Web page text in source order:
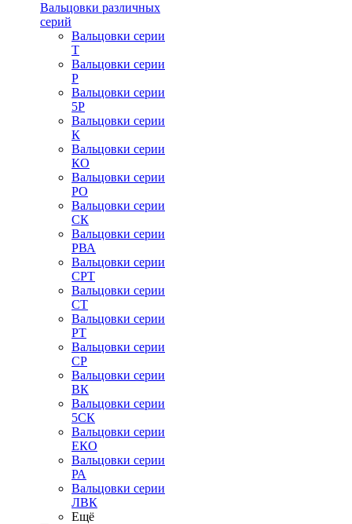
Вальцовки различных
серий
Вальцовки серии
Т
Вальцовки серии
Р
Вальцовки серии
5Р
Вальцовки серии
К
Вальцовки серии
КО
Вальцовки серии
РО
Вальцовки серии
СК
Вальцовки серии
РВА
Вальцовки серии
СРТ
Вальцовки серии
СТ
Вальцовки серии
РТ
Вальцовки серии
СР
Вальцовки серии
ВК
Вальцовки серии
5СК
Вальцовки серии
ЕКО
Вальцовки серии
РА
Вальцовки серии
ЛВК
Ещё